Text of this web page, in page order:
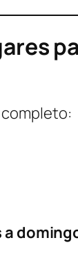
completo:
a